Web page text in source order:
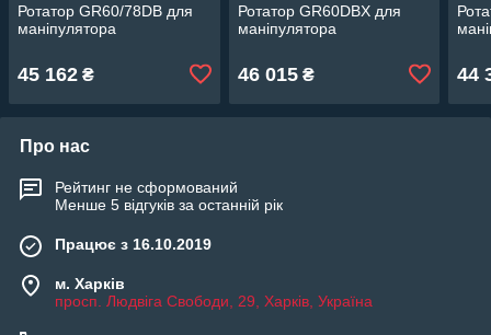
Ротатор GR60/78DB для
маніпулятора
45 162 ₴
Ротатор GR60DBX для
маніпулятора
46 015₴ 44
Про нас
Рейтинг не сформований
Менше 5 відгуків за останній рік
Працює з 16.10.2019
м. Харків
просп. Людвіга Свободи, 29, Харків, Україна